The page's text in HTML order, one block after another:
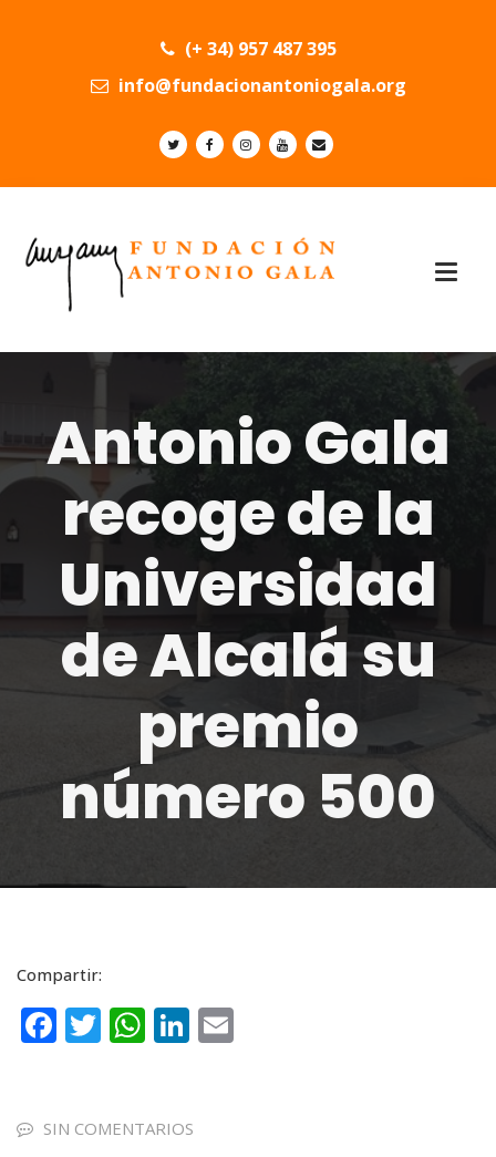
(+ 34) 957 487 395
info@fundacionantoniogala.org
Antonio Gala
recoge de la
Universidad
de Alcalá su
premio
número 500
Compartir:
F
e
T
te
W
ts
Li
e
SIN COMENTARIOS